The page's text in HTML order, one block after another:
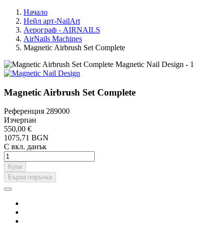
Начало
Нейл арт-NailArt
Аерограф - AIRNAILS
AirNails Machines
Magnetic Airbrush Set Complete
Magnetic Airbrush Set Complete
Референция 289000
Изчерпан
550,00 €
1075,71 BGN
С вкл. данък
Купи
Бърза поръчка